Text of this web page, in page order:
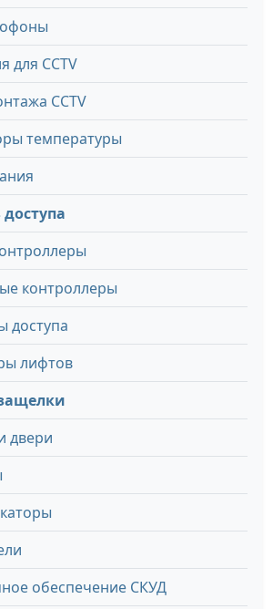
для CCTV
CCTV
температуры
контроллеры
доступа
лифтов
двери
обеспечение СКУД